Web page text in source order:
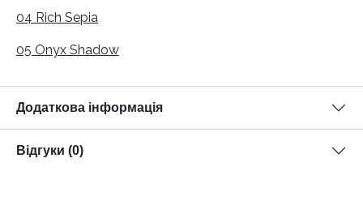
04 Rich Sepia
05 Onyx Shadow
Додаткова інформація
Відгуки (0)